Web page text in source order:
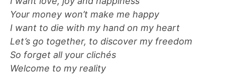
Your money won’t make me happy
I want to die with my hand on my heart
Let’s go together, to discover my freedom
So forget all your clichés
Welcome to my reality